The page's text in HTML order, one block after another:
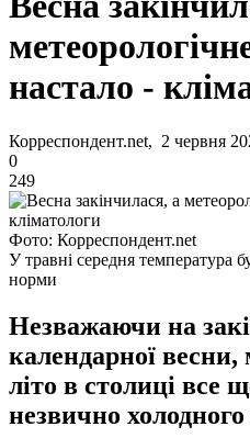
настало -
Корреспондент.net, 2 червня
0
249
Фото: Корреспондент.net
У травні середня температура
норми
Незважаючи на
календарної весни,
літо в столиці все
незвично